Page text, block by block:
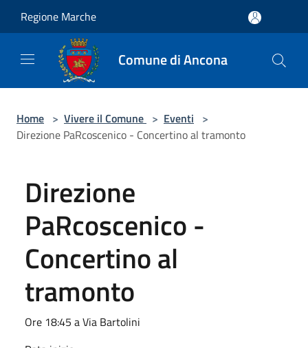
Regione Marche
Comune di Ancona
Home > Vivere il Comune > Eventi >
Direzione PaRcoscenico - Concertino al tramonto
Direzione
PaRcoscenico -
Concertino al
tramonto
Ore 18:45 a Via Bartolini